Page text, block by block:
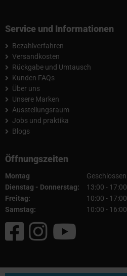
Service und Informationen
Bezahlverfahren
Versandkosten
Rückgabe und Umtausch
Kunden FAQs
Über uns
Unsere Marken
Ausstellungsraum
Jobs und praktika
Blogs
Öffnungszeiten
Montag
Geschlossen
Dienstag - Donnerstag:
13:00 - 17:00
Freitag:
10:00 - 17:00
Samstag:
10:00 - 16:00